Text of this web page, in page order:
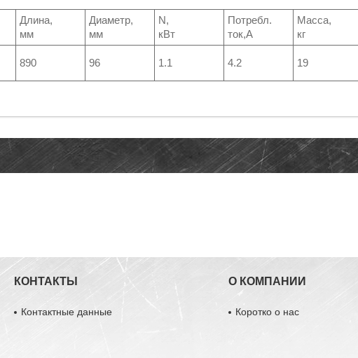
Длина,
мм
Диаметр,
мм
N,
кВт
Потребл.
ток,А
Масса,
кг
890 96 1.1 4.2 19
КОНТАКТЫ
Контактные данные
О КОМПАНИИ
Коротко о нас